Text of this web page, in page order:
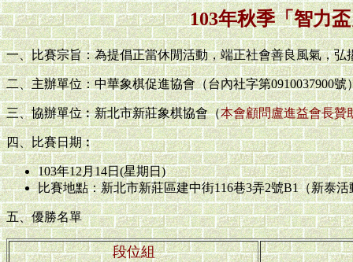
103年秋季「智力
一、比賽宗旨：為提倡正當休閒活動，端正社會善良風氣，弘
二、主辦單位：中華象棋促進協會（台內社字第0910037900號
三、協辦單位︰新北市新莊象棋協會（本會顧問盧進益會長贊
四、比賽日期︰
103年12月14日(星期日)
比賽地點：新北市新莊區建中街116巷3弄2號B1（新泰活
五、優勝名單
段位組